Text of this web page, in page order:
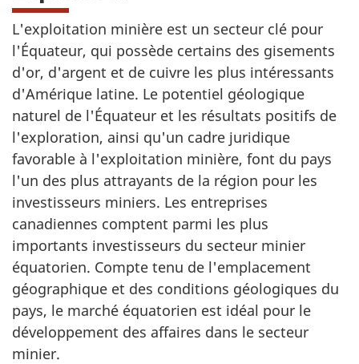
L'exploitation minière est un secteur clé pour
l'Équateur, qui possède certains des gisements
d'or, d'argent et de cuivre les plus intéressants
d'Amérique latine. Le potentiel géologique
naturel de l'Équateur et les résultats positifs de
l'exploration, ainsi qu'un cadre juridique
favorable à l'exploitation minière, font du pays
l'un des plus attrayants de la région pour les
investisseurs miniers. Les entreprises
canadiennes comptent parmi les plus
importants investisseurs du secteur minier
équatorien. Compte tenu de l'emplacement
géographique et des conditions géologiques du
pays, le marché équatorien est idéal pour le
développement des affaires dans le secteur
minier.